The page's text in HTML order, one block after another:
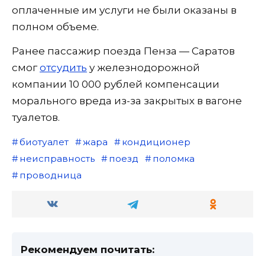
оплаченные им услуги не были оказаны в
полном объеме.
Ранее пассажир поезда Пенза — Саратов
смоготсудить у железнодорожной
компании 10 000 рублей компенсации
морального вреда из-за закрытых в вагоне
туалетов.
биотуалет жара
кондиционер
неисправность
поезд
поломка
проводница
Рекомендуем почитать: